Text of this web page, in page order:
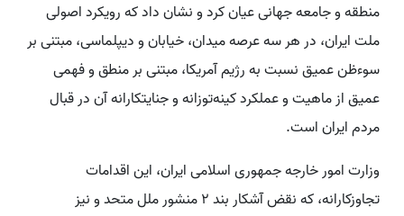
منطقه و جامعه جهانی عیان کرد و نشان داد که رویکرد اصولی
ملت ایران، در هر سه عرصه میدان، خیابان و دیپلماسی، مبتنی بر
سوءظن عمیق نسبت به رژیم آمریکا، مبتنی بر منطق و فهمی
عمیق از ماهیت و عملکرد کینه‌توزانه و جنایتکارانه آن در قبال
مردم ایران است.
وزارت امور خارجه جمهوری اسلامی ایران، این اقدامات
تجاوزکارانه، که نقض آشکار بند 2 منشور ملل متحد و نیز